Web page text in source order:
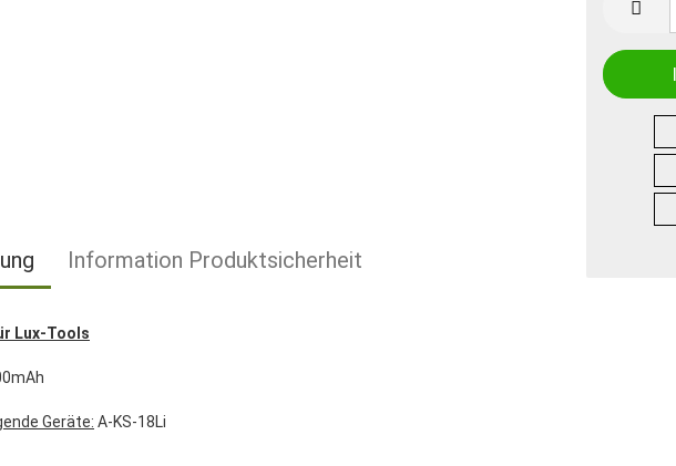
Information Produktsicherheit
Lux-Tools
Geräte: A-KS-18Li